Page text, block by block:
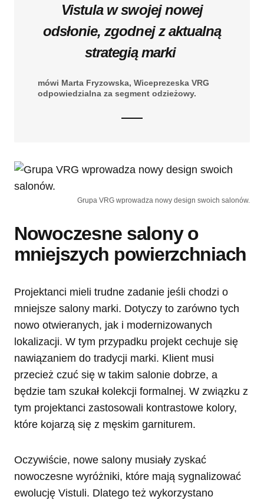
Vistula w swojej nowej
odsłonie, zgodnej z aktualną
strategią marki
mówi Marta Fryzowska, Wiceprezeska VRG
odpowiedzialna za segment odzieżowy.
Grupa VRG wprowadza nowy design swoich salonów.
Nowoczesne salony o
mniejszych powierzchniach
Projektanci mieli trudne zadanie jeśli chodzi o
mniejsze salony marki. Dotyczy to zarówno tych
nowo otwieranych, jak i modernizowanych
lokalizacji. W tym przypadku projekt cechuje się
nawiązaniem do tradycji marki. Klient musi
przecież czuć się w takim salonie dobrze, a
będzie tam szukał kolekcji formalnej. W związku z
tym projektanci zastosowali kontrastowe kolory,
które kojarzą się z męskim garniturem.
Oczywiście, nowe salony musiały zyskać
nowoczesne wyróżniki, które mają sygnalizować
ewolucję Vistuli. Dlatego też wykorzystano